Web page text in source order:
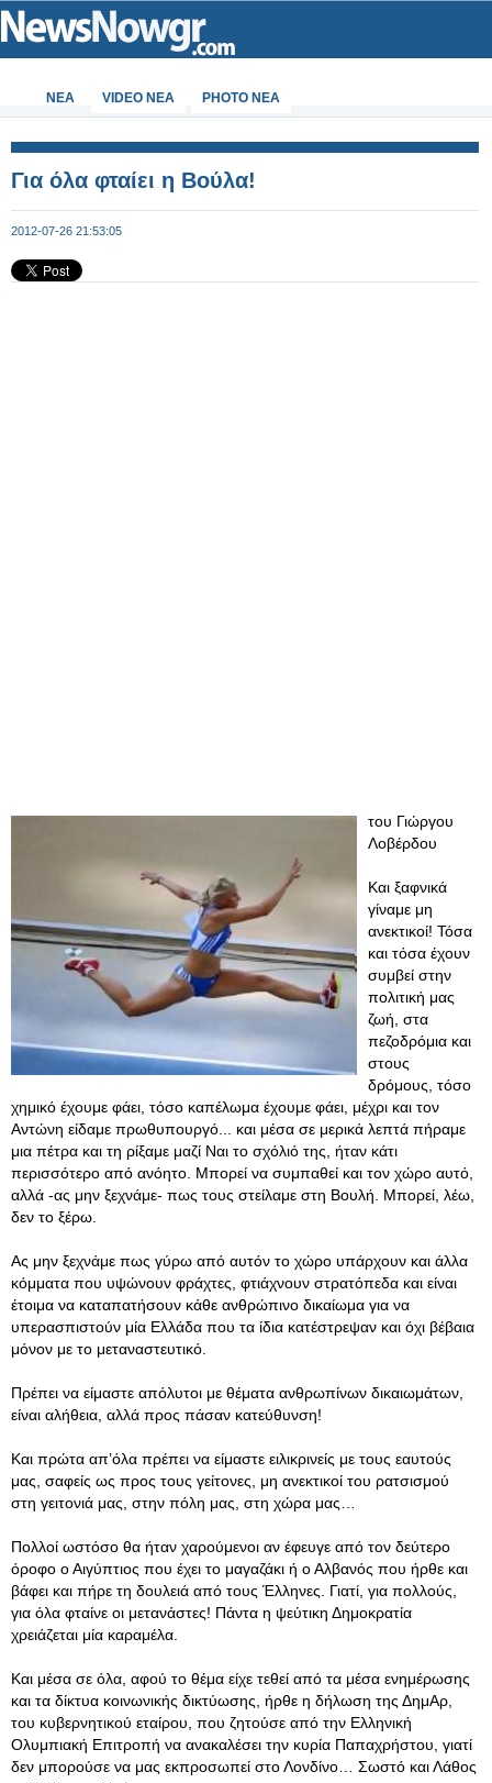
ΝΕΑ VIDEO NEA PHOTO NEA
Για όλα φταίει η Βούλα!
2012-07-26 21:53:05
του Γιώργου
Λοβέρδου
Και ξαφνικά
γίναμε μη
ανεκτικοί! Τόσα
και τόσα έχουν
συμβεί στην
πολιτική μας
ζωή, στα
πεζοδρόμια και
στους
δρόμους, τόσο
χημικό έχουμε φάει, τόσο καπέλωμα έχουμε φάει, μέχρι και τον
Αντώνη είδαμε πρωθυπουργό... και μέσα σε μερικά λεπτά πήραμε
μια πέτρα και τη ρίξαμε μαζί Ναι το σχόλιό της, ήταν κάτι
περισσότερο από ανόητο. Μπορεί να συμπαθεί και τον χώρο αυτό,
αλλά -ας μην ξεχνάμε- πως τους στείλαμε στη Βουλή. Μπορεί, λέω,
δεν το ξέρω.
Ας μην ξεχνάμε πως γύρω από αυτόν το χώρο υπάρχουν και άλλα
κόμματα που υψώνουν φράχτες, φτιάχνουν στρατόπεδα και είναι
έτοιμα να καταπατήσουν κάθε ανθρώπινο δικαίωμα για να
υπερασπιστούν μία Ελλάδα που τα ίδια κατέστρεψαν και όχι βέβαια
μόνον με το μεταναστευτικό.
Πρέπει να είμαστε απόλυτοι με θέματα ανθρωπίνων δικαιωμάτων,
είναι αλήθεια, αλλά προς πάσαν κατεύθυνση!
Και πρώτα απ’όλα πρέπει να είμαστε ειλικρινείς με τους εαυτούς
μας, σαφείς ως προς τους γείτονες, μη ανεκτικοί του ρατσισμού
στη γειτονιά μας, στην πόλη μας, στη χώρα μας…
Πολλοί ωστόσο θα ήταν χαρούμενοι αν έφευγε από τον δεύτερο
όροφο ο Αιγύπτιος που έχει το μαγαζάκι ή ο Αλβανός που ήρθε και
βάφει και πήρε τη δουλειά από τους Έλληνες. Γιατί, για πολλούς,
για όλα φταίνε οι μετανάστες! Πάντα η ψεύτικη Δημοκρατία
χρειάζεται μία καραμέλα.
Και μέσα σε όλα, αφού το θέμα είχε τεθεί από τα μέσα ενημέρωσης
και τα δίκτυα κοινωνικής δικτύωσης, ήρθε η δήλωση της ΔημΑρ,
του κυβερνητικού εταίρου, που ζητούσε από την Ελληνική
Ολυμπιακή Επιτροπή να ανακαλέσει την κυρία Παπαχρήστου, γιατί
δεν μπορούσε να μας εκπροσωπεί στο Λονδίνο… Σωστό και Λάθος